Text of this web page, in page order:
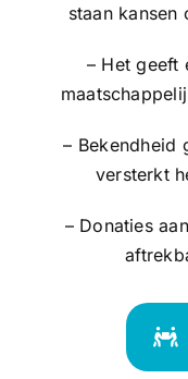
staan
– Het geeft
– Bekendheid
versterkt
– Donaties